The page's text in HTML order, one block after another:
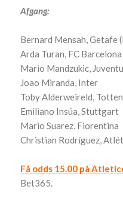
Afgang:
Bernard Mensah, Getafe
Arda Turan, FC Barcelona
Mario Mandzukic,
Joao Miranda, Inter
Toby Alderweireld,
Emiliano Insúa, Stuttgart
Mario Suarez, Fiorentina
Christian Rodríguez,
Få odds 15.00 på
Bet365.